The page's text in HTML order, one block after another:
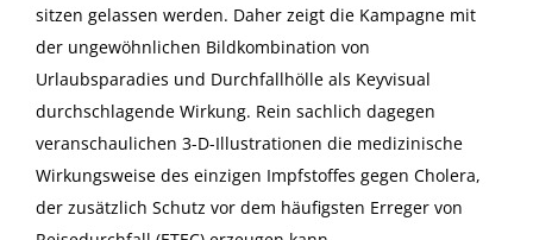
sitzen gelassen werden. Daher zeigt die Kampagne mit
der ungewöhnlichen Bildkombination von
Urlaubsparadies und Durchfallhölle als Keyvisual
durchschlagende Wirkung. Rein sachlich dagegen
veranschaulichen 3-D-Illustrationen die medizinische
Wirkungsweise des einzigen Impfstoffes gegen Cholera,
der zusätzlich Schutz vor dem häufigsten Erreger von